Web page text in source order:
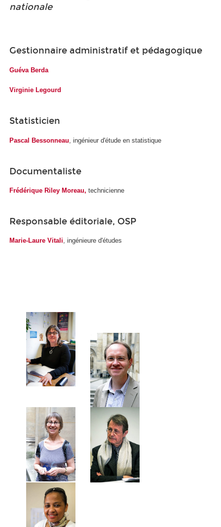
nationale
Gestionnaire administratif et pédagogique
Guéva Berda
Virginie Legourd
Statisticien
Pascal Bessonneau , ingénieur d'étude en statistique
Documentaliste
Frédérique Riley Moreau, technicienne
Responsable éditoriale, OSP
Marie-Laure Vitali, ingénieure d'études